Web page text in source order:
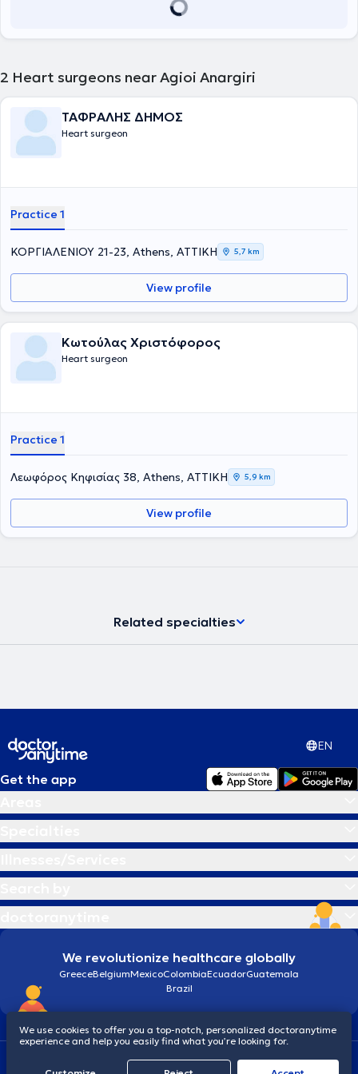
2 Heart surgeons near Agioi Anargiri
ΤΑΦΡΑΛΗΣ ΔΗΜΟΣ
Heart surgeon
Practice 1
ΚΟΡΓΙΑΛΕΝΙΟΥ 21-23, Athens, ΑΤΤΙΚΗ 5,7 km
View profile
Κωτούλας Χριστόφορος
Heart surgeon
Practice 1
Λεωφόρος Κηφισίας 38, Athens, ΑΤΤΙΚΗ 5,9 km
View profile
Related specialties
EN
Get the app
We revolutionize healthcare globally
GreeceBelgiumMexicoColombiaEcuadorGuatemala
Brazil
Cookiesdoctoranytime: Data Protection Policy
We use cookies to offer you a top-notch, personalized doctoranytime
experience and help you easily find what you’re looking for.